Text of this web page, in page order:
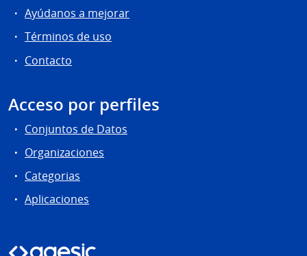
Ayúdanos a mejorar
Términos de uso
Contacto
Acceso por perfiles
Conjuntos de Datos
Organizaciones
Categorias
Aplicaciones